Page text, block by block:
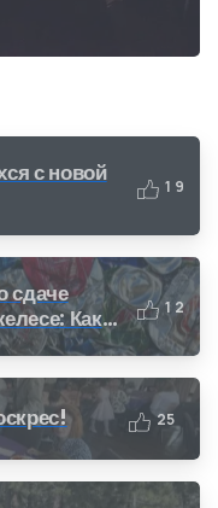
с новой
1 9
сдаче
Как
(CRV)
1 2
25